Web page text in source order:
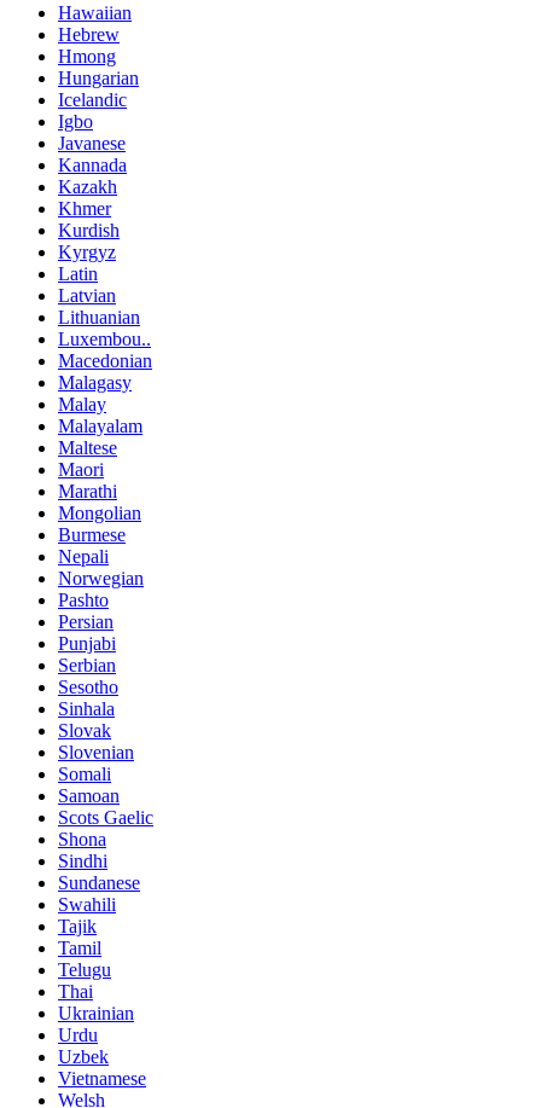
Hawaiian
Hebrew
Hmong
Hungarian
Icelandic
Igbo
Javanese
Kannada
Kazakh
Khmer
Kurdish
Kyrgyz
Latin
Latvian
Lithuanian
Luxembou..
Macedonian
Malagasy
Malay
Malayalam
Maltese
Maori
Marathi
Mongolian
Burmese
Nepali
Norwegian
Pashto
Persian
Punjabi
Serbian
Sesotho
Sinhala
Slovak
Slovenian
Somali
Samoan
Scots Gaelic
Shona
Sindhi
Sundanese
Swahili
Tajik
Tamil
Telugu
Thai
Ukrainian
Urdu
Uzbek
Vietnamese
Welsh